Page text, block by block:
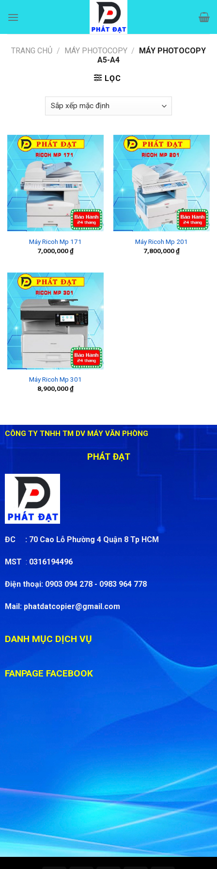
TRANG CHỦ / MÁY PHOTOCOPY / MÁY PHOTOCOPY
A5-A4
LỌC
Máy Ricoh Mp 171
7,000,000₫
Máy Ricoh Mp 201
7,800,000₫
Máy Ricoh Mp 301
8,900,000₫
CÔNG TY TNHH TM DV MÁY VĂN PHÒNG
PHÁT ĐẠT
ĐC : 70 Cao Lỗ Phường 4 Quận 8 Tp HCM
MST : 0316194496
Điện thoại: 0903 094 278 - 0983 964 778
Mail: phatdatcopier@gmail.com
DANH MỤC DỊCH VỤ
FANPAGE FACEBOOK